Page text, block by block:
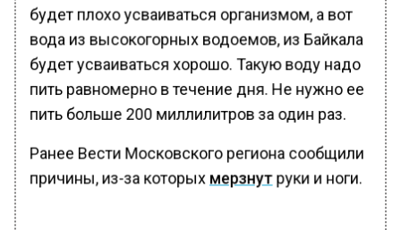
будет плохо усваиваться организмом, а вот
вода из высокогорных водоемов, из Байкала
будет усваиваться хорошо. Такую воду надо
пить равномерно в течение дня. Не нужно ее
пить больше 200 миллилитров за один раз.
Ранее Вести Московского региона сообщили
причины, из-за которых мерзнутруки и ноги.